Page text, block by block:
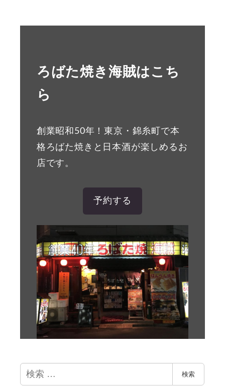
ろばた焼き海賊はこち
ら
創業昭和50年！東京・錦糸町で本
格ろばた焼きと日本酒が楽しめるお
店です。
予約する
検
索
検索